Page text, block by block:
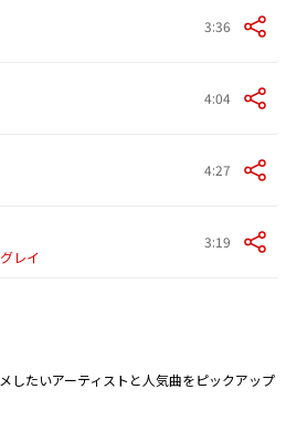
3:36
4:04
4:27
レイ
3:19
したいアーティストと人気曲をピックアップ